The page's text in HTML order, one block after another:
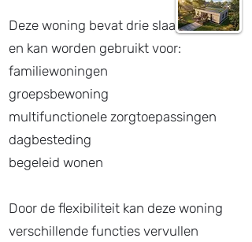
Deze woning bevat drie slaapkamers
en kan worden gebruikt voor:
familiewoningen
groepsbewoning
multifunctionele zorgtoepassingen
dagbesteding
begeleid wonen
Door de flexibiliteit kan deze woning
verschillende functies vervullen